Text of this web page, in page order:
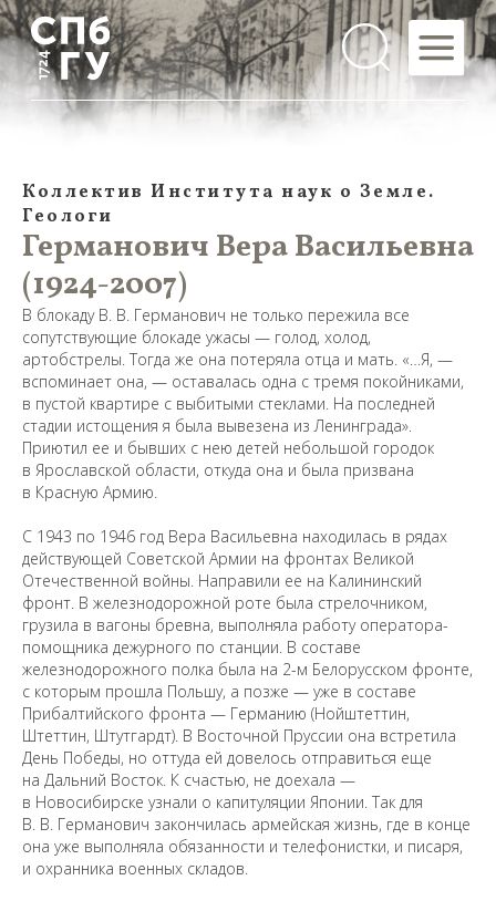
Коллектив Института наук о Земле.
Геологи
Германович Вера Васильевна
(1924-2007)
В блокаду В. В. Германович не только пережила все
сопутствующие блокаде ужасы — голод, холод,
артобстрелы. Тогда же она потеряла отца и мать. «…Я, —
вспоминает она, — оставалась одна с тремя покойниками,
в пустой квартире с выбитыми стеклами. На последней
стадии истощения я была вывезена из Ленинграда».
Приютил ее и бывших с нею детей небольшой городок
в Ярославской области, откуда она и была призвана
в Красную Армию.
С 1943 по 1946 год Вера Васильевна находилась в рядах
действующей Советской Армии на фронтах Великой
Отечественной войны. Направили ее на Калининский
фронт. В железнодорожной роте была стрелочником,
грузила в вагоны бревна, выполняла работу оператора-
помощника дежурного по станции. В составе
железнодорожного полка была на 2-м Белорусском фронте,
с которым прошла Польшу, а позже — уже в составе
Прибалтийского фронта — Германию (Нойштеттин,
Штеттин, Штутгардт). В Восточной Пруссии она встретила
День Победы, но оттуда ей довелось отправиться еще
на Дальний Восток. К счастью, не доехала —
в Новосибирске узнали о капитуляции Японии. Так для
В. В. Германович закончилась армейская жизнь, где в конце
она уже выполняла обязанности и телефонистки, и писаря,
и охранника военных складов.